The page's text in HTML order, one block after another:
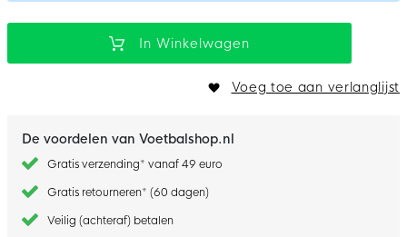
In Winkelwagen
Voeg toe aan verlanglijst
De voordelen van Voetbalshop.nl
Gratis verzending* vanaf 49 euro
Gratis retourneren* (60 dagen)
Veilig (achteraf) betalen